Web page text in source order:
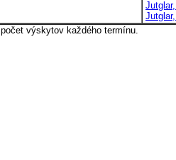
výskytov každého termínu.